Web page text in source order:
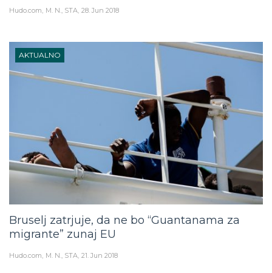
Hudo.com M. N., STA 28. Jun 2018
AKTUALNO
Bruselj zatrjuje, da ne bo “Guantanama za
migrante” zunaj EU
Hudo.com M. N., STA 21. Jun 2018